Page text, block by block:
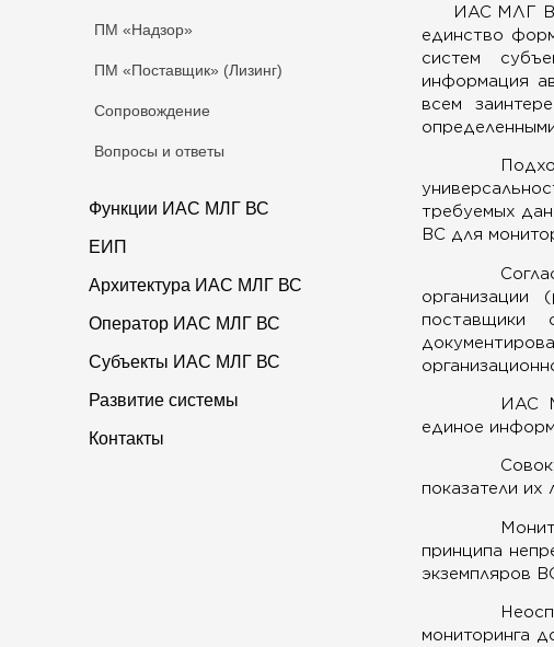
ПМ «Надзор»
ПМ «Поставщик» (Лизинг)
Сопровождение
Вопросы и ответы
Функции ИАС МЛГ ВС
ЕИП
Архитектура ИАС МЛГ ВС
Оператор ИАС МЛГ ВС
Субъекты ИАС МЛГ ВС
Развитие системы
Контакты
ИАС МЛГ
единство
систем
информация
всем
требуемых
ВС для
организации
поставщики
ИАС
единое
показатели их
принципа
экземпляров
мониторинга